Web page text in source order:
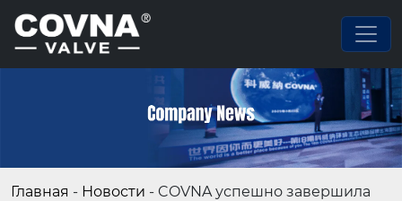
Главная - Новости - COVNA успешно завершила